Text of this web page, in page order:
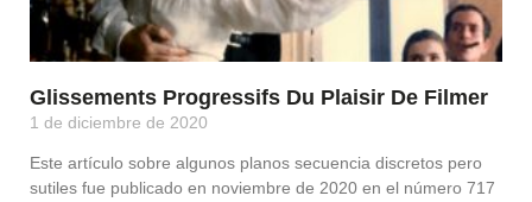
Glissements Progressifs Du Plaisir De Filmer
1 de diciembre de 2020
Este artículo sobre algunos planos secuencia discretos pero
sutiles fue publicado en noviembre de 2020 en el número 717